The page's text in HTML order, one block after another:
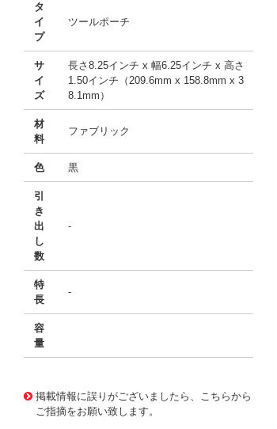
タ
イ
プ
ツールポーチ
サ
イ
ズ
長さ8.25インチ x 幅6.25インチ x 高さ
1.50インチ（209.6mm x 158.8mm x 3
8.1mm）
材
料
ファブリック
色 黒
引
き
出
し
数
-
特
長
-
容
量
掲載情報に誤りがございましたら、こちらから
ご指摘をお願い致します。